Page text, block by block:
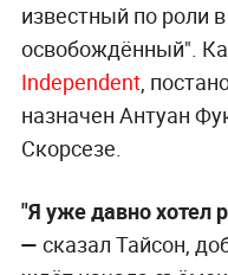
известный по роли
освобождённый".
Independent,
назначен Антуан
Скорсезе.
"Я уже давно хотел
— сказал Тайсон,